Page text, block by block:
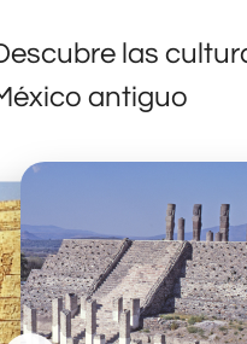
las
antiguo